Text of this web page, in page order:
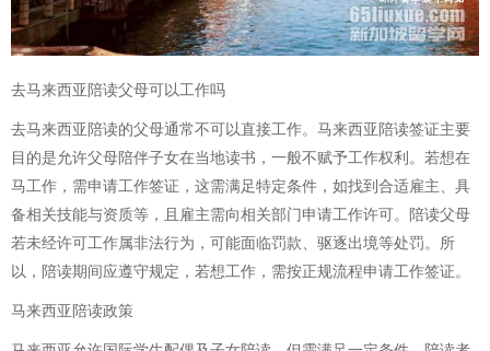
去马来西亚陪读父母可以工作吗
去马来西亚陪读的父母通常不可以直接工作。马来西亚陪读签证主要
目的是允许父母陪伴子女在当地读书，一般不赋予工作权利。若想在
马工作，需申请工作签证，这需满足特定条件，如找到合适雇主、具
备相关技能与资质等，且雇主需向相关部门申请工作许可。陪读父母
若未经许可工作属非法行为，可能面临罚款、驱逐出境等处罚。所
以，陪读期间应遵守规定，若想工作，需按正规流程申请工作签证。
马来西亚陪读政策